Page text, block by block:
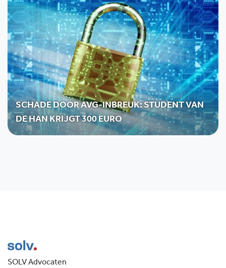
SCHADE DOOR AVG-INBREUK: STUDENT VAN
DE HAN KRIJGT 300 EURO
SOLV Advocaten